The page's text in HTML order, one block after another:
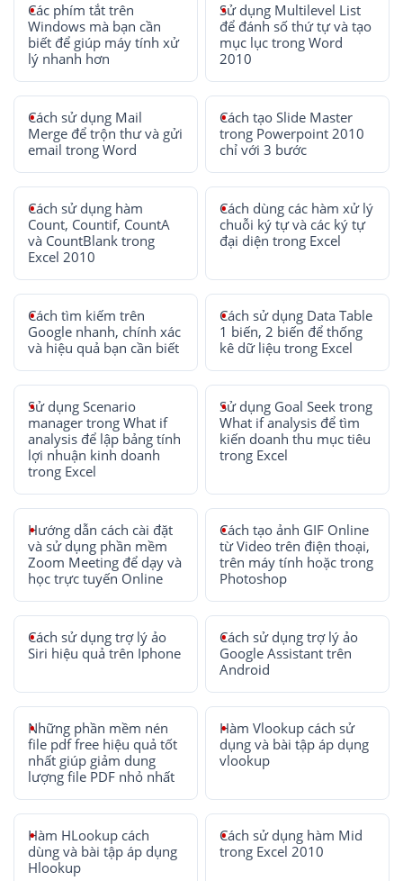
Các phím tắt trên
Windows mà bạn cần
biết để giúp máy tính xử
lý nhanh hơn
Sử dụng Multilevel List
để đánh số thứ tự và tạo
mục lục trong Word
2010
Cách sử dụng Mail
Merge để trộn thư và gửi
email trong Word
Cách tạo Slide Master
trong Powerpoint 2010
chỉ với 3 bước
Cách sử dụng hàm
Count, Countif, CountA
và CountBlank trong
Excel 2010
Cách dùng các hàm xử lý
chuỗi ký tự và các ký tự
đại diện trong Excel
Cách tìm kiếm trên
Google nhanh, chính xác
và hiệu quả bạn cần biết
Cách sử dụng Data Table
1 biến, 2 biến để thống
kê dữ liệu trong Excel
Sử dụng Scenario
manager trong What if
analysis để lập bảng tính
lợi nhuận kinh doanh
trong Excel
Sử dụng Goal Seek trong
What if analysis để tìm
kiến doanh thu mục tiêu
trong Excel
Hướng dẫn cách cài đặt
và sử dụng phần mềm
Zoom Meeting để dạy và
học trực tuyến Online
Cách tạo ảnh GIF Online
từ Video trên điện thoại,
trên máy tính hoặc trong
Photoshop
Cách sử dụng trợ lý ảo
Siri hiệu quả trên Iphone
Cách sử dụng trợ lý ảo
Google Assistant trên
Android
Những phần mềm nén
file pdf free hiệu quả tốt
nhất giúp giảm dung
lượng file PDF nhỏ nhất
Hàm Vlookup cách sử
dụng và bài tập áp dụng
vlookup
Hàm HLookup cách
dùng và bài tập áp dụng
Hlookup
Cách sử dụng hàm Mid
trong Excel 2010